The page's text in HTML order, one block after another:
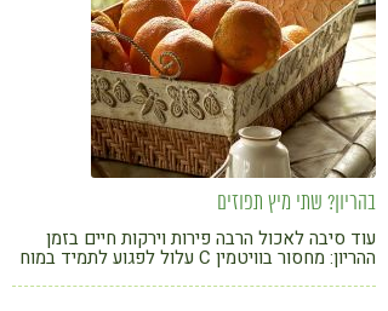
בהריון? שתי מיץ תפוזים
עוד סיבה לאכול הרבה פירות וירקות חיים בזמן
ההריון: מחסור בוויטמין C עלול לפגוע לתמיד במוח